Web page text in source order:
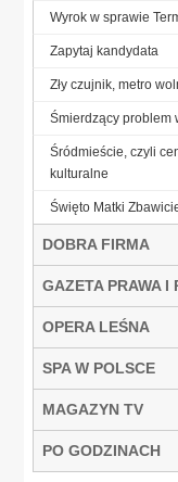
Wyrok w sprawie
Zapytaj kandydata
Zły czujnik, metro
Śmierdzący problem
Śródmieście, czyli
kulturalne
Święto Matki
DOBRA FIRMA
GAZETA PRAWA I
OPERA LEŚNA
SPA W POLSCE
MAGAZYN TV
PO GODZINACH